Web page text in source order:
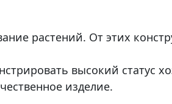
растений. От этих
высокий статус
изделие.